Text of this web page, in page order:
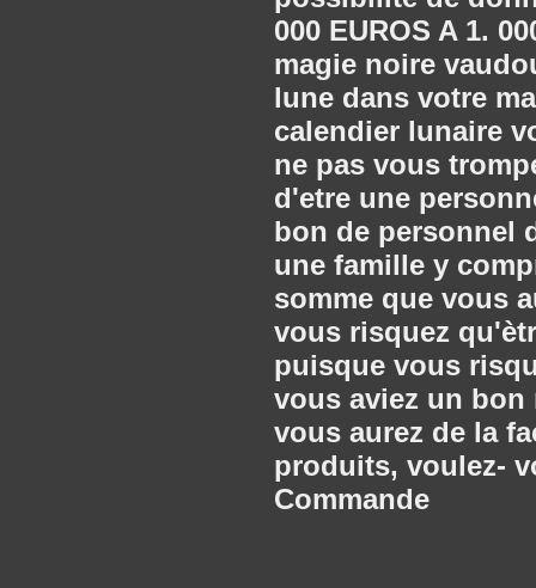
000 EUROS A 1.
magie noire
lune dans votre
calendier lunaire
ne pas vous
d'etre une
bon de personnel
une famille y
somme que vous
vous risquez
puisque vous
vous aviez un bon
vous aurez de la
produits, voulez-
Commande